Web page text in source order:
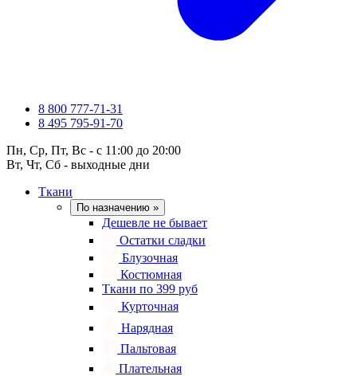
8 800 777-71-31
8 495 795-91-70
Пн, Ср, Пт, Вс - с 11:00 до 20:00
Вт, Чт, Сб - выходные дни
Ткани
По назначению »
Дешевле не бывает
Остатки сладки
Блузочная
Костюмная
Ткани по 399 руб
Курточная
Нарядная
Пальтовая
Плательная